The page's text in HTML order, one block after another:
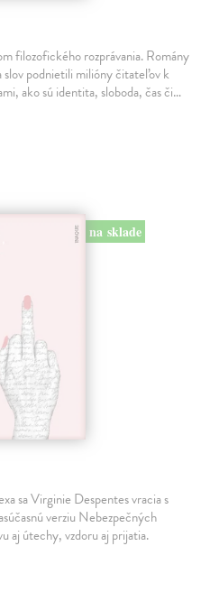
filozofického rozprávania. Romány
slov podnietili milióny čitateľov k
ako sú identita, sloboda, čas či…
na sklade
sa Virginie Despentes vracia s
verziu Nebezpečných
aj útechy, vzdoru aj prijatia.